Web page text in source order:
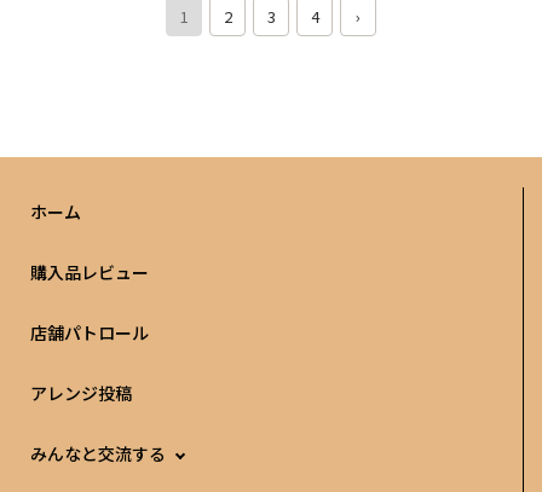
1 2 3 4 ›
ホーム
購入品レビュー
店舗パトロール
アレンジ投稿
みんなと交流する